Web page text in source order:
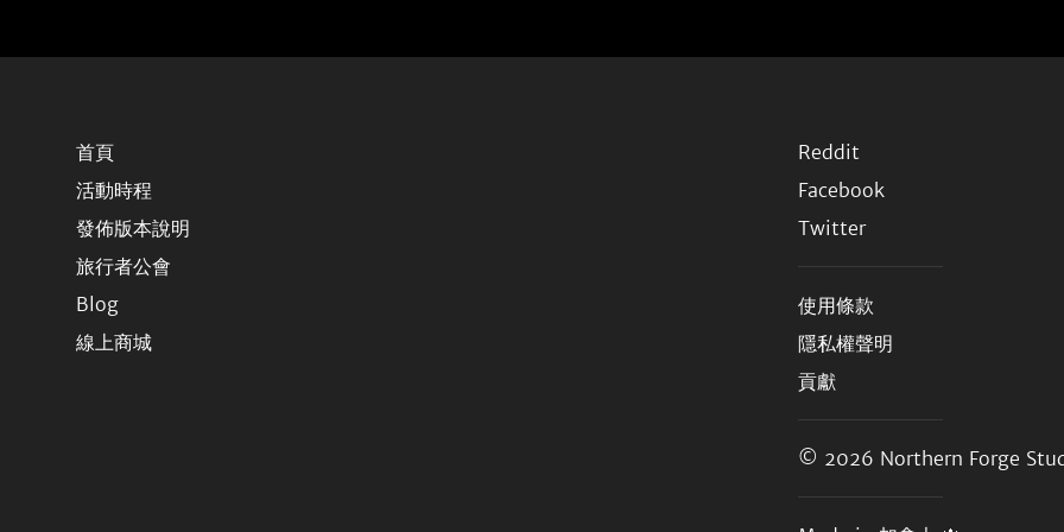
首頁
活動時程
發佈版本說明
旅行者公會
Blog
線上商城
Reddit
Facebook
Twitter
使用條款
隱私權聲明
貢獻
© 2026 Northern Forge